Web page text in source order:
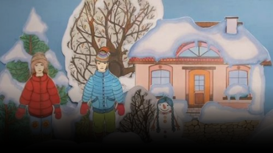
Supełkowe ABC